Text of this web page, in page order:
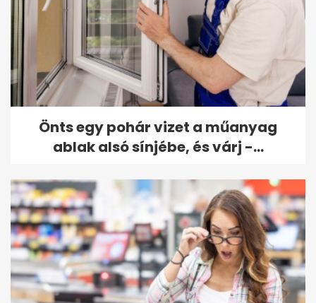
Önts egy pohár vizet a műanyag
ablak alsó sínjébe, és várj -...